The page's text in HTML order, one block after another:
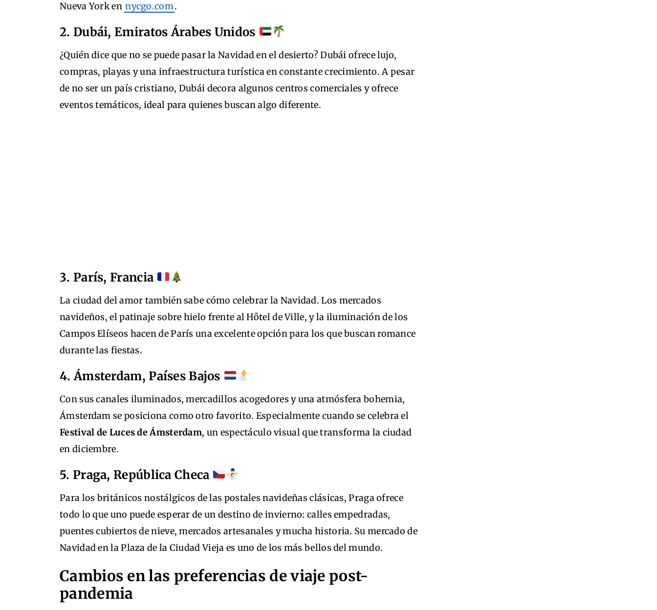
Nueva York en nycgo.com.
2. Dubái, Emiratos Árabes Unidos
¿Quién dice que no se puede pasar la Navidad en el desierto? Dubái ofrece lujo,
compras, playas y una infraestructura turística en constante crecimiento. A pesar
de no ser un país cristiano, Dubái decora algunos centros comerciales y ofrece
eventos temáticos, ideal para quienes buscan algo diferente.
3. París, Francia
La ciudad del amor también sabe cómo celebrar la Navidad. Los mercados
navideños, el patinaje sobre hielo frente al Hôtel de Ville, y la iluminación de los
Campos Elíseos hacen de París una excelente opción para los que buscan romance
durante las fiestas.
4. Ámsterdam, Países Bajos
Con sus canales iluminados, mercadillos acogedores y una atmósfera bohemia,
Ámsterdam se posiciona como otro favorito. Especialmente cuando se celebra el
Festival de Luces de Ámsterdam, un espectáculo visual que transforma la ciudad
en diciembre.
5. Praga, República Checa
Para los británicos nostálgicos de las postales navideñas clásicas, Praga ofrece
todo lo que uno puede esperar de un destino de invierno: calles empedradas,
puentes cubiertos de nieve, mercados artesanales y mucha historia. Su mercado de
Navidad en la Plaza de la Ciudad Vieja es uno de los más bellos del mundo.
Cambios en las preferencias de viaje post-
pandemia